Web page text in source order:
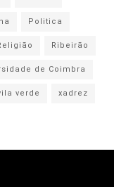
Politica
Ribeirão
de Coimbra
verde xadrez